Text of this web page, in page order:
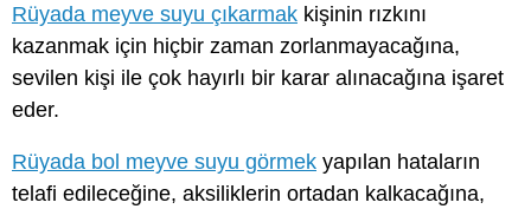
Rüyada meyve suyu çıkarmak kişinin rızkını
kazanmak için hiçbir zaman zorlanmayacağına,
sevilen kişi ile çok hayırlı bir karar alınacağına işaret
eder.
Rüyada bol meyve suyu görmek yapılan hataların
telafi edileceğine, aksiliklerin ortadan kalkacağına,